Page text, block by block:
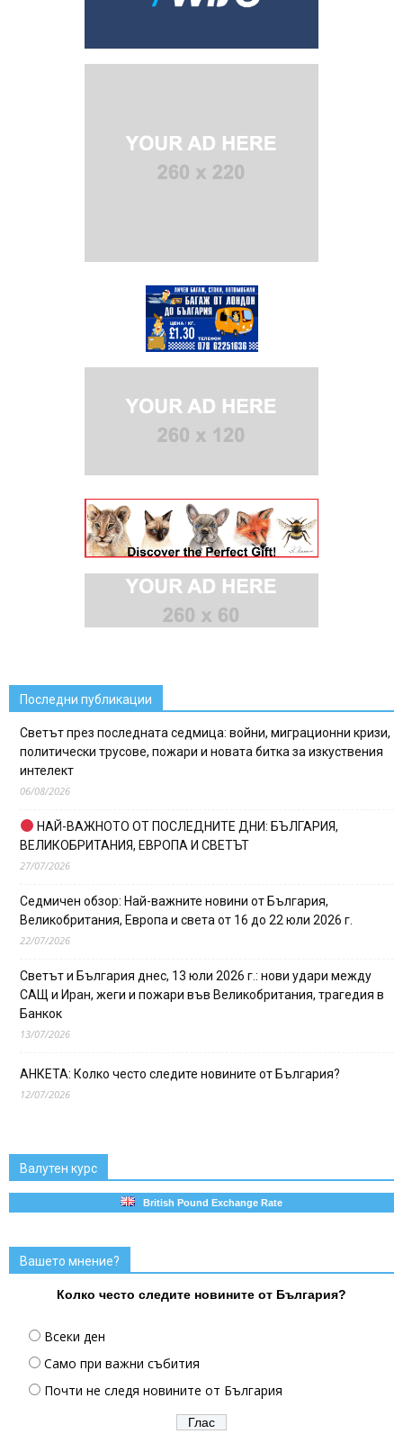
Последни публикации
Светът през последната седмица: войни, миграционни кризи,
политически трусове, пожари и новата битка за изкуствения
интелект
06/08/2026
НАЙ-ВАЖНОТО ОТ ПОСЛЕДНИТЕ ДНИ: БЪЛГАРИЯ,
ВЕЛИКОБРИТАНИЯ, ЕВРОПА И СВЕТЪТ
27/07/2026
Седмичен обзор: Най-важните новини от България,
Великобритания, Европа и света от 16 до 22 юли 2026 г.
22/07/2026
Светът и България днес, 13 юли 2026 г.: нови удари между
САЩ и Иран, жеги и пожари във Великобритания, трагедия в
Банкок
13/07/2026
АНКЕТА: Колко често следите новините от България?
12/07/2026
Валутен курс
British Pound Exchange Rate
Вашето мнение?
Колко често следите новините от България?
Всеки ден
Само при важни събития
Почти не следя новините от България